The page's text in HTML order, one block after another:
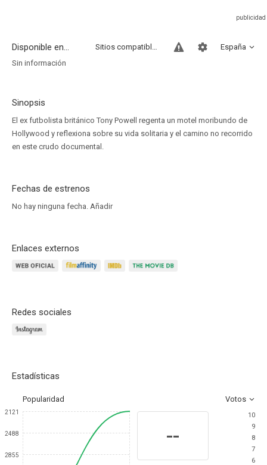
Disponible en... España
Sitios compatibles
Sin información
Sinopsis
El ex futbolista británico Tony Powell regenta un motel moribundo de
Hollywood y reflexiona sobre su vida solitaria y el camino no recorrido
en este crudo documental.
Fechas de estrenos
No hay ninguna fecha. Añadir
Enlaces externos
Redes sociales
Estadísticas
Popularidad Votos
2121
2488
2855
--
10
9
8
7
6